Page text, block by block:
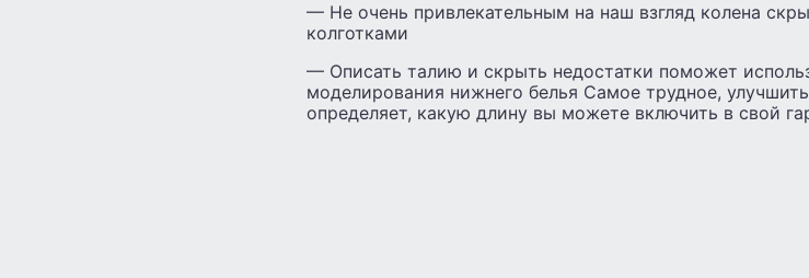
— Не очень привлекательным на наш взгляд колена
колготками
— Описать талию и скрыть недостатки поможет
моделирования нижнего белья Самое трудное,
определяет, какую длину вы можете включить в свой